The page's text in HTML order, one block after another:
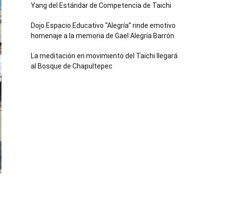
Yang del Estándar de Competencia de Taichi
Dojo Espacio Educativo “Alegría” rinde emotivo
homenaje a la memoria de Gael Alegría Barrón
La meditación en movimiento del Taichi llegará
al Bosque de Chapultepec